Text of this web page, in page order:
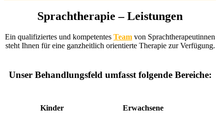
Sprachtherapie – Leistungen
Ein qualifiziertes und kompetentes Team von Sprachtherapeutinnen
steht Ihnen für eine ganzheitlich orientierte Therapie zur Verfügung.
Unser Behandlungsfeld umfasst folgende Bereiche:
Kinder Erwachsene